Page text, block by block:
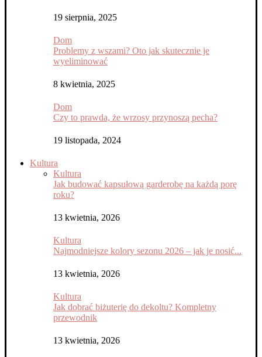
19 sierpnia, 2025
Dom
Problemy z wszami? Oto jak skutecznie je
wyeliminować
8 kwietnia, 2025
Dom
Czy to prawda, że wrzosy przynoszą pecha?
19 listopada, 2024
Kultura
Kultura
Jak budować kapsułową garderobę na każdą porę
roku?
13 kwietnia, 2026
Kultura
Najmodniejsze kolory sezonu 2026 – jak je nosić...
13 kwietnia, 2026
Kultura
Jak dobrać biżuterię do dekoltu? Kompletny
przewodnik
13 kwietnia, 2026